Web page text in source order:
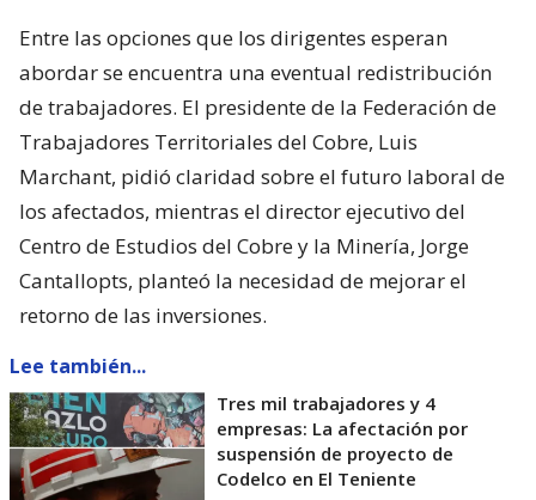
Entre las opciones que los dirigentes esperan
abordar se encuentra una eventual redistribución
de trabajadores. El presidente de la Federación de
Trabajadores Territoriales del Cobre, Luis
Marchant, pidió claridad sobre el futuro laboral de
los afectados, mientras el director ejecutivo del
Centro de Estudios del Cobre y la Minería, Jorge
Cantallopts, planteó la necesidad de mejorar el
retorno de las inversiones.
Lee también...
Tres mil trabajadores y 4
empresas: La afectación por
suspensión de proyecto de
Codelco en El Teniente